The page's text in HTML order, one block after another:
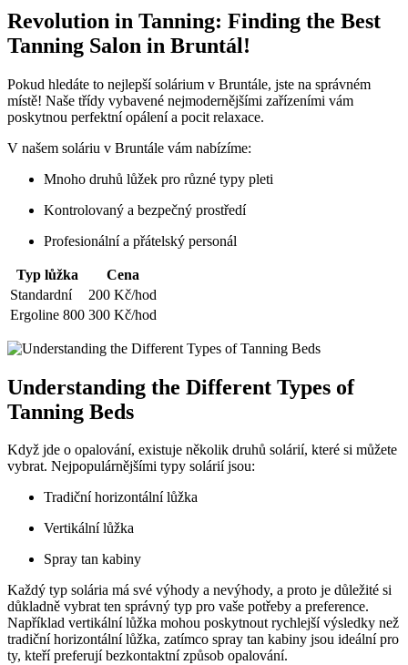
Revolution in Tanning: Finding the Best
Tanning Salon in Bruntál!
Pokud hledáte to nejlepší solárium v Bruntále, jste na správném
místě! Naše třídy vybavené nejmodernějšími zařízeními vám
poskytnou perfektní opálení a pocit relaxace.
V našem soláriu v Bruntále vám nabízíme:
Mnoho druhů lůžek pro různé typy pleti
Kontrolovaný a bezpečný prostředí
Profesionální a přátelský personál
Typ lůžka
Cena
Standardní
200 Kč/hod
Ergoline 800 300 Kč/hod
Understanding the Different Types of
Tanning Beds
Když jde o opalování, existuje několik druhů solárií, které si můžete
vybrat. Nejpopulárnějšími typy solárií jsou:
Tradiční horizontální lůžka
Vertikální lůžka
Spray tan kabiny
Každý typ solária má své výhody a nevýhody, a proto je důležité si
důkladně vybrat ten správný typ pro vaše potřeby a preference.
Například vertikální lůžka mohou poskytnout rychlejší výsledky než
tradiční horizontální lůžka, zatímco spray tan kabiny jsou ideální pro
ty, kteří preferují bezkontaktní způsob opalování.